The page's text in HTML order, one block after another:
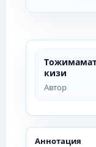
кизи
Автор
Аннотация